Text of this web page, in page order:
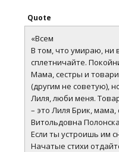
Quote
«Всем
В том, что умираю, ни
сплетничайте.
Мама, сестры и
(другим не советую),
Лиля, люби меня.
– это Лиля Брик,
Витольдовна
Если ты устроишь им
Начатые стихи